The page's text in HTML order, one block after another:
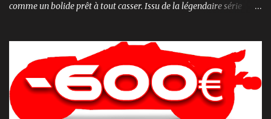
comme un bolide prêt à tout casser. Issu de la légendaire série
de boîte. 🏆 Héritage de Compétition, Prêt pour l’Aventure Basé sur
une plateforme au palmarès impressionnant — dont plusieurs
titres de champion du monde — le NEO 4.0 est conçu pour la
performance pure. Que vous soyez débutant ou mordu confirmé ,
ce buggy offre une prise en main rapide , une construction robuste